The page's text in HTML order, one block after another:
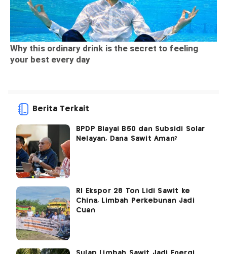
Berita Terkait
BPDP Biayai B50 dan Subsidi Solar
Nelayan, Dana Sawit Aman?
RI Ekspor 28 Ton Lidi Sawit ke
China, Limbah Perkebunan Jadi
Cuan